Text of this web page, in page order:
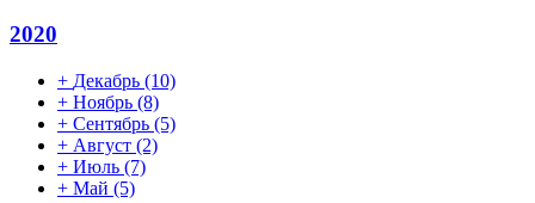
2020
+ Декабрь (10)
+ Ноябрь (8)
+ Сентябрь (5)
+ Август (2)
+ Июль (7)
+ Май (5)